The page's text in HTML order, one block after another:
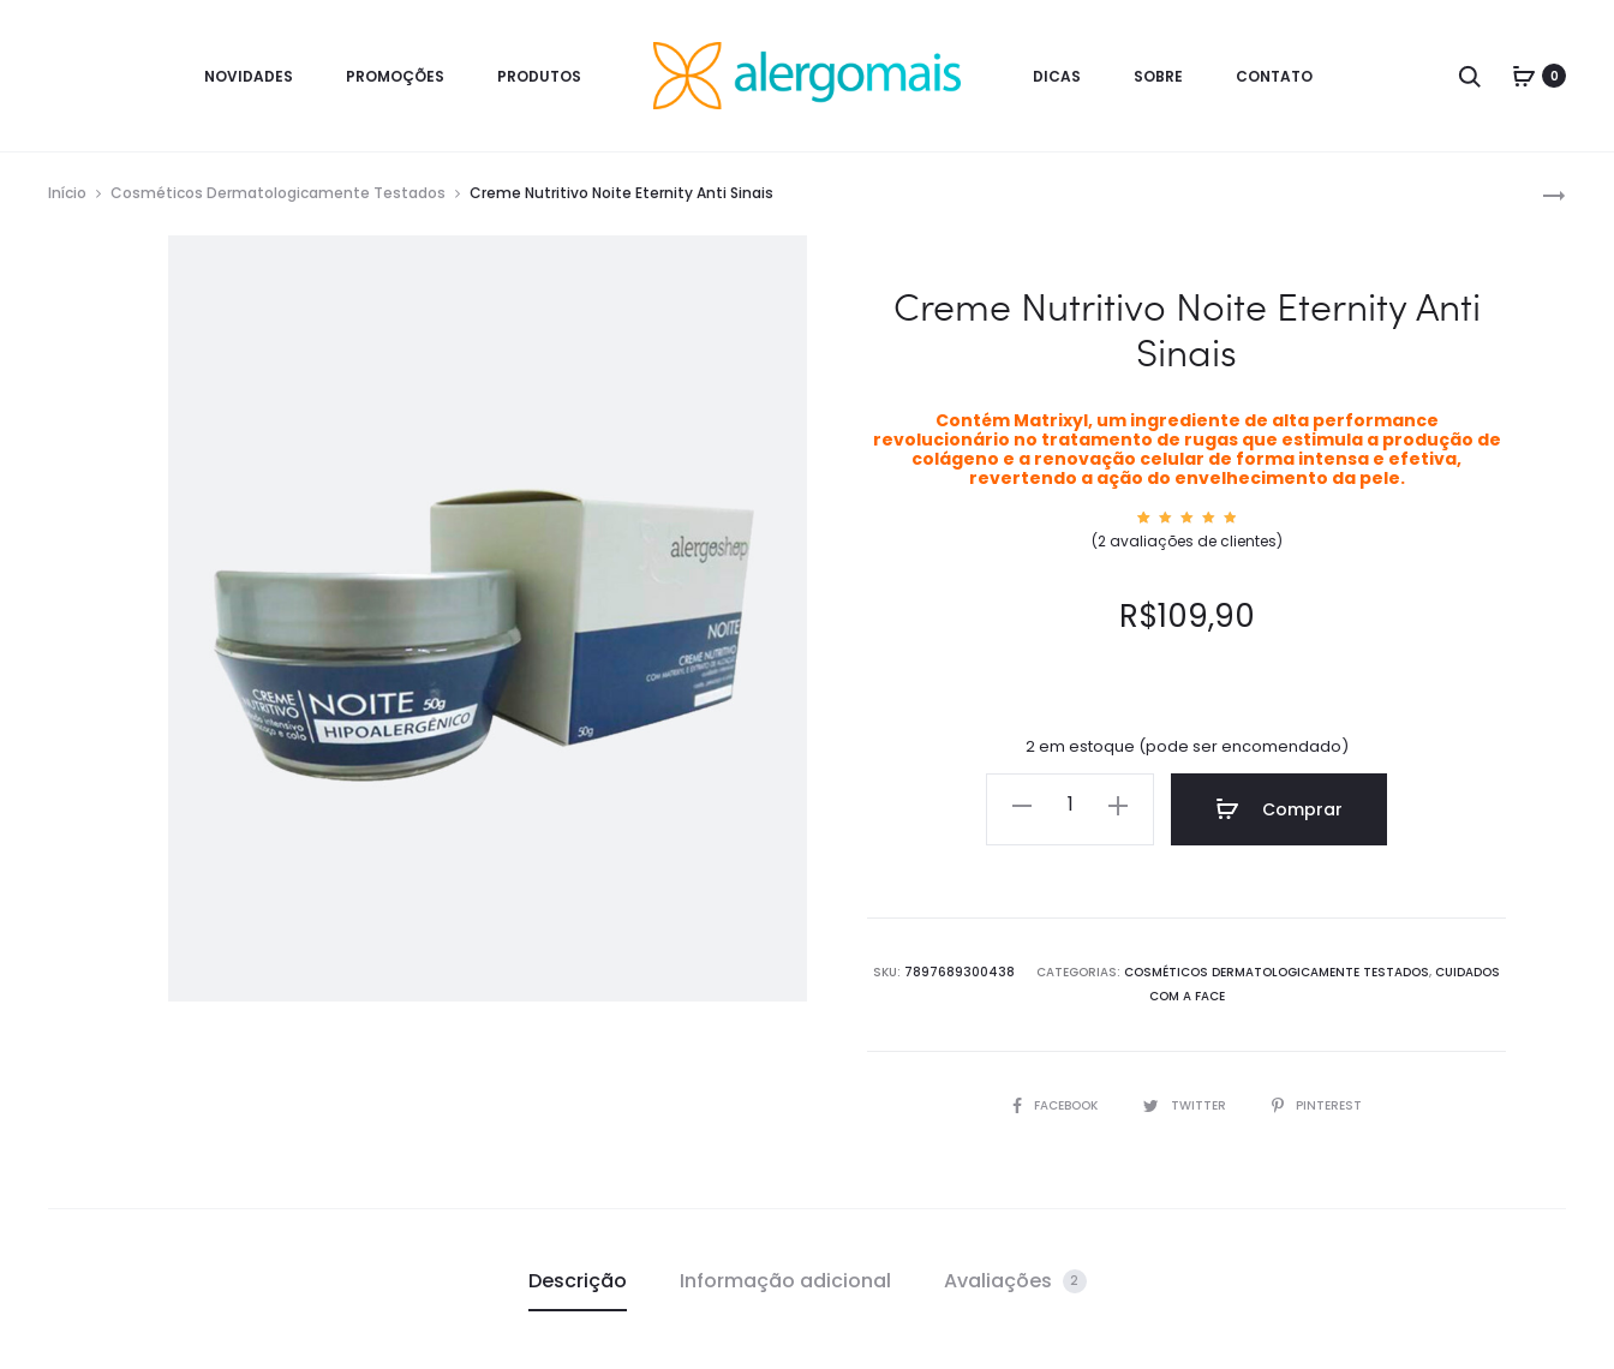
NOVIDADES PROMOÇÕES PRODUTOS DICAS SOBRE CONTATO Search 0
SOLUÇÃO
Início Cosméticos Dermatologicamente Testados Creme Nutritivo Noite Eternity Anti Sinais
Creme Nutritivo Noite Eternity Anti
Sinais
Contém Matrixyl, um ingrediente de alta performance
revolucionário no tratamento de rugas que estimula a produção de
colágeno e a renovação celular de forma intensa e efetiva,
revertendo a ação do envelhecimento da pele.
Avaliad
o como
2
avaliaç
ões de
cliente
(2avaliações de clientes)
R$109,90
2 em estoque (pode ser encomendado)
Sinais
Comprar
SKU: 7897689300438 CATEGORIAS: COSMÉTICOS DERMATOLOGICAMENTE TESTADOS, CUIDADOS
COM A FACE
SHAREFACEBOOK TWITTER PINTEREST
Descrição Informação adicional Avaliações 2